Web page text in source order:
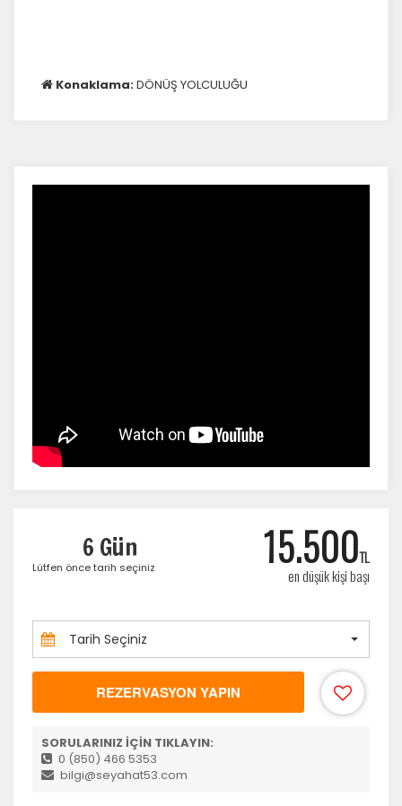
Konaklama:DÖNÜŞ YOLCULUĞU
6 Gün
Lütfen önce tarih seçiniz 15.500TL
en düşük kişi başı
Tarih Seçiniz
REZERVASYON YAPIN
SORULARINIZ İÇİN TIKLAYIN:
0 (850) 466 5353
bilgi@seyahat53.com